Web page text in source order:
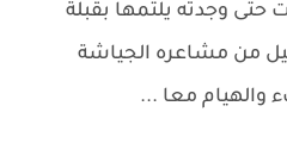
وجدته يلتمها بقبلة
من مشاعره الجياشة
والهيام معا ...